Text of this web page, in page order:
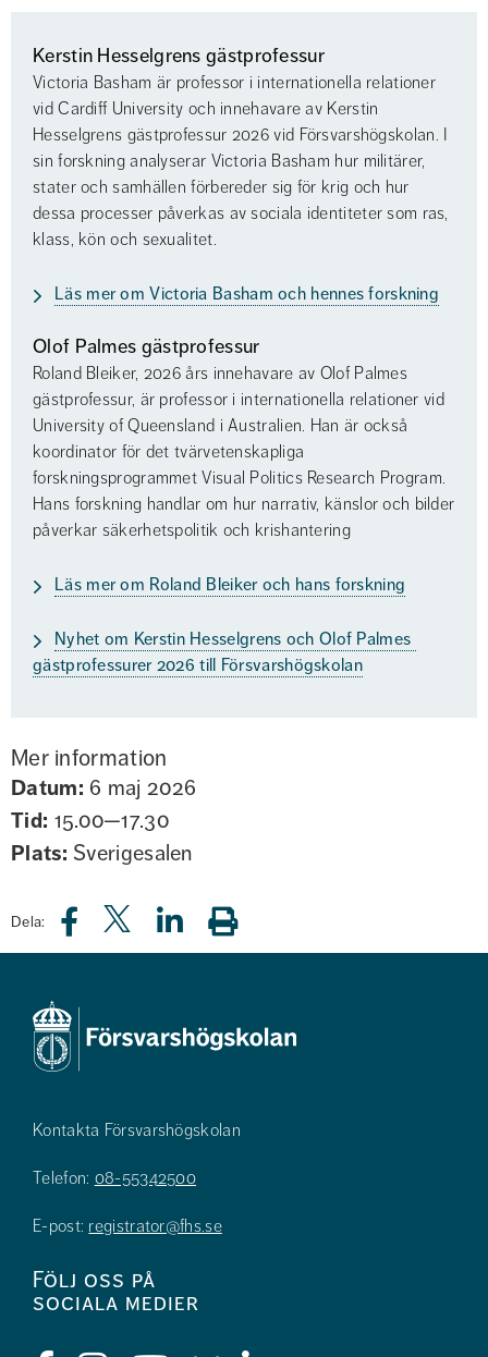
Kerstin Hesselgrens gästprofessur
Victoria Basham är professor i internationella relationer
vid Cardiff University och innehavare av Kerstin
Hesselgrens gästprofessur 2026 vid Försvarshögskolan. I
sin forskning analyserar Victoria Basham hur militärer,
stater och samhällen förbereder sig för krig och hur
dessa processer påverkas av sociala identiteter som ras,
klass, kön och sexualitet.
Läs mer om Victoria Basham och hennes forskning
Olof Palmes gästprofessur
Roland Bleiker, 2026 års innehavare av Olof Palmes
gästprofessur, är professor i internationella relationer vid
University of Queensland i Australien. Han är också
koordinator för det tvärvetenskapliga
forskningsprogrammet Visual Politics Research Program.
Hans forskning handlar om hur narrativ, känslor och bilder
påverkar säkerhetspolitik och krishantering
Läs mer om Roland Bleiker och hans forskning
Nyhet om Kerstin Hesselgrens och Olof Palmes
gästprofessurer 2026 till Försvarshögskolan
Mer information
Datum: 6 maj 2026
Tid: 15.00—17.30
Plats: Sverigesalen
Dela:
Kontakta Försvarshögskolan
Telefon: 08-55342500
E-post: registrator@fhs.se
Följ oss på
sociala medier